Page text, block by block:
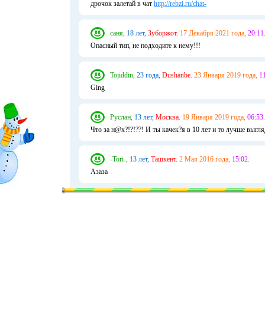
дpoчок залетай в чат http://rebzi.ru/chat-
саня, 18 лет, Зуборжот. 17 Декабря 2021 года, 20:11.
Опасный тип, не подходите к нему!!!
Tojiddin, 23 года, Dushanbe. 23 Января 2019 года,
Ging
Руслан, 13 лет, Москва. 19 Января 2019 года, 06:53.
Что за н@х?!?!??! И ты качек?я в 10 лет и то лучше
-Tori-, 13 лет, Ташкент. 2 Мая 2016 года, 15:02.
Азаза